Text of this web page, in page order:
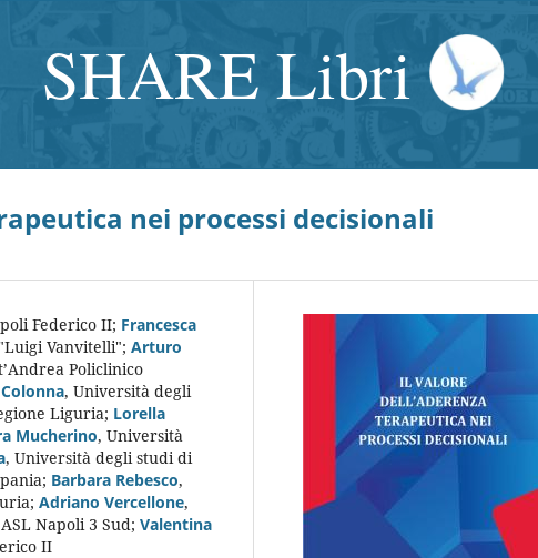
SHARE Libri
nei processi decisionali
Federico II; Francesca
Vanvitelli"; Arturo
Policlinico
, Università degli
Liguria; Lorella
Mucherino, Università
, Università degli studi di
; Barbara Rebesco,
; Adriano Vercellone,
Napoli 3 Sud; Valentina
II